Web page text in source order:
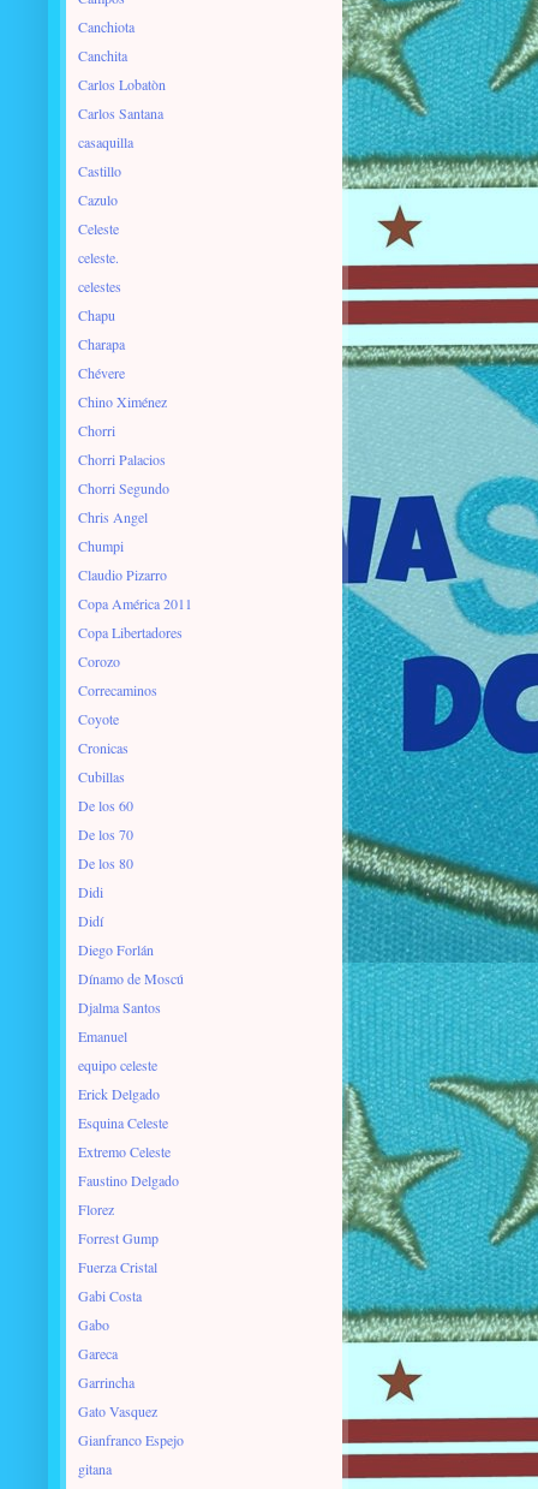
Canchiota
Canchita
Carlos Lobatòn
Carlos Santana
casaquilla
Castillo
Cazulo
Celeste
celeste.
celestes
Chapu
Charapa
Chévere
Chino Ximénez
Chorri
Chorri Palacios
Chorri Segundo
Chris Angel
Chumpi
Claudio Pizarro
Copa América 2011
Copa Libertadores
Corozo
Correcaminos
Coyote
Cronicas
Cubillas
De los 60
De los 70
De los 80
Didi
Didí
Diego Forlán
Dínamo de Moscú
Djalma Santos
Emanuel
equipo celeste
Erick Delgado
Esquina Celeste
Extremo Celeste
Faustino Delgado
Florez
Forrest Gump
Fuerza Cristal
Gabi Costa
Gabo
Gareca
Garrincha
Gato Vasquez
Gianfranco Espejo
gitana